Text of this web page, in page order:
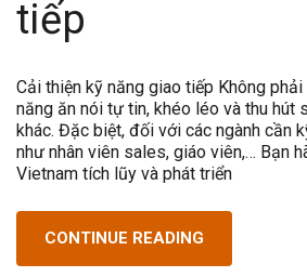
tiếp
Cải thiện kỹ năng giao tiếp Không
năng ăn nói tự tin, khéo léo và thu hút
khác. Đặc biệt, đối với các ngành cần
như nhân viên sales, giáo viên,… Bạn
Vietnam tích lũy và phát triển
CONTINUE READING